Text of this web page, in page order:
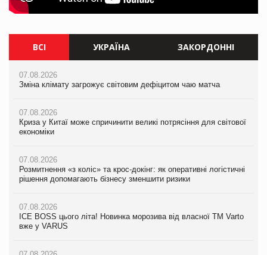
ВСІ УКРАЇНА ЗАКОРДОННІ
07.08.2026
Зміна клімату загрожує світовим дефіцитом чаю матча
07.08.2026
Криза у Китаї може спричинити великі потрясіння для світової
економіки
07.08.2026
Розмитнення «з коліс» та крос-докінг: як оперативні логістичні
рішення допомагають бізнесу зменшити ризики
07.08.2026
ICE BOSS цього літа! Новинка морозива від власної ТМ Varto
вже у VARUS
07.08.2026
Зміна клімату загрожує світовим дефіцитом чаю матча
07.08.2026
Криза у Китаї може спричинити великі потрясіння для світової
економіки
07.08.2026
Розмитнення «з коліс» та крос-докінг: як оперативні логістичні
рішення допомагають бізнесу зменшити ризики
07.08.2026
ICE BOSS цього літа! Новинка морозива від власної ТМ Varto
вже у VARUS
07.08.2026
Зміна клімату загрожує світовим дефіцитом чаю матча
07.08.2026
Криза у Китаї може спричинити великі потрясіння для світової
економіки
07.08.2026
Kraft Heinz скоротила збиток у першому півріччі
Продажі Hugo Boss впали на 9%